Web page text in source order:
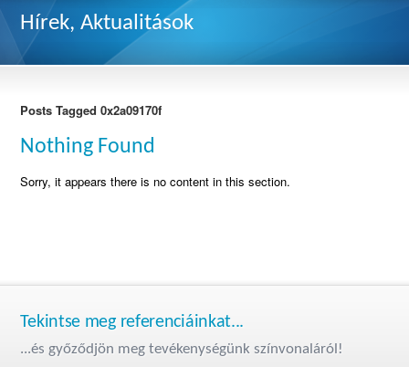
Hírek, Aktualitások
Posts Tagged 0x2a09170f
Nothing Found
Sorry, it appears there is no content in this section.
Tekintse meg referenciáinkat...
...és győződjön meg tevékenységünk színvonaláról!